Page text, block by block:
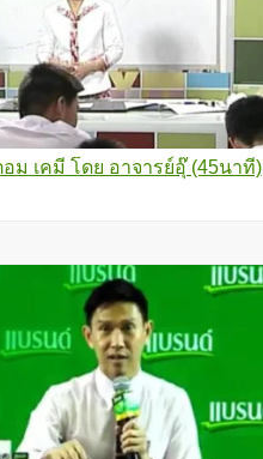
ม เคมี โดย อาจารย์อุ๊ (45นาที)